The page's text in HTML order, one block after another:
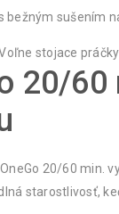
bežným sušením
20/
20/60 min.
starostlivosť,